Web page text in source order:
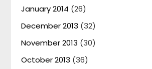
January 2014 (26)
December 2013 (32)
November 2013 (30)
October 2013 (36)